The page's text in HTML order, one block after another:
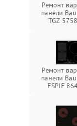
Ремонт
панели
TGZ
Ремонт
панели
ESPIF